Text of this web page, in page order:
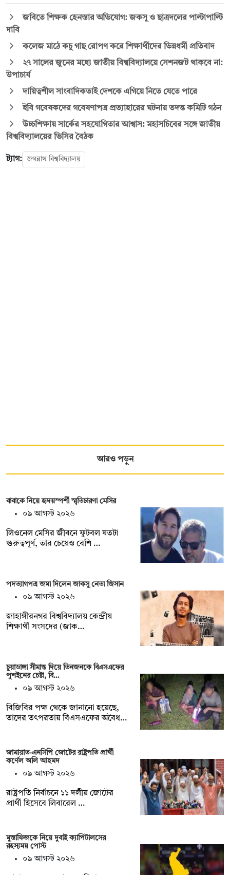
জবিতে শিক্ষক হেনস্তার অভিযোগ: জকসু ও ছাত্রদলের পাল্টাপাল্টি
দাবি
কলেজ মাঠে কচু গাছ রোপণ করে শিক্ষার্থীদের ভিন্নধর্মী প্রতিবাদ
২৭ সালের জুনের মধ্যে জাতীয় বিশ্ববিদ্যালয়ে সেশনজট থাকবে না:
উপাচার্য
দায়িত্বশীল সাংবাদিকতাই দেশকে এগিয়ে নিতে যেতে পারে
ইবি গবেষকদের গবেষণাপত্র প্রত্যাহারের ঘটনায় তদন্ত কমিটি গঠন
উচ্চশিক্ষায় সার্কের সহযোগিতার আশ্বাস: মহাসচিবের সঙ্গে জাতীয়
বিশ্ববিদ্যালয়ের ভিসির বৈঠক
ট্যাগ: জগন্নাথ বিশ্ববিদ্যালয়
আরও পড়ুন
বাবাকে নিয়ে হৃদয়স্পর্শী স্মৃতিচারণা মেসির
০৯ আগস্ট ২০২৬
লিওনেল মেসির জীবনে ফুটবল যতটা
গুরুত্বপূর্ণ, তার চেয়েও বেশি …
পদত্যাগপত্র জমা দিলেন জাকসু নেতা জিসান
০৯ আগস্ট ২০২৬
জাহাঙ্গীরনগর বিশ্ববিদ্যালয় কেন্দ্রীয়
শিক্ষার্থী সংসদের (জাক…
চুয়াডাঙ্গা সীমান্ত দিয়ে তিনজনকে বিএসএফের
পুশইনের চেষ্টা, বি…
০৯ আগস্ট ২০২৬
বিজিবির পক্ষ থেকে জানানো হয়েছে,
তাদের তৎপরতায় বিএসএফের অবৈধ…
জামায়াত-এনসিপি জোটের রাষ্ট্রপতি প্রার্থী
কর্ণেল অলি আহমদ
০৯ আগস্ট ২০২৬
রাষ্ট্রপতি নির্বাচনে ১১ দলীয় জোটের
প্রার্থী হিসেবে লিবারেল …
মুস্তাফিজকে নিয়ে দুবাই ক্যাপিটালসের
রহস্যময় পোস্ট
০৯ আগস্ট ২০২৬